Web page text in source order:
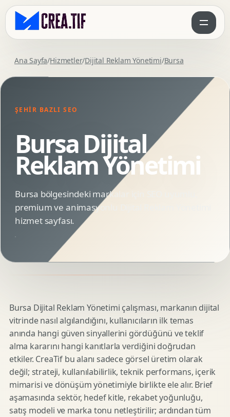
Ana Sayfa/Hizmetler/Dijital Reklam Yönetimi/Bursa
ŞEHIR BAZLI SEO
Bursa Dijital
Reklam Yönetimi
Bursa bölgesindeki markalar için SEO uyumlu,
premium ve animasyonlu Dijital Reklam Yönetimi
hizmet sayfası.
Bursa Dijital Reklam Yönetimi çalışması, markanın dijital
vitrinde nasıl algılandığını, kullanıcıların ilk temas
anında hangi güven sinyallerini gördüğünü ve teklif
alma kararını hangi kanıtlarla verdiğini doğrudan
etkiler. CreaTif bu alanı sadece görsel üretim olarak
değil; strateji, kullanılabilirlik, teknik performans, içerik
mimarisi ve dönüşüm yönetimiyle birlikte ele alır. Brief
aşamasında sektör, hedef kitle, rekabet yoğunluğu,
satış modeli ve marka tonu netleştirilir; ardından tüm